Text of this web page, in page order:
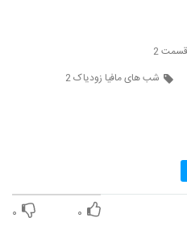
شب های مافیا زودیاک 2
۰ ۰